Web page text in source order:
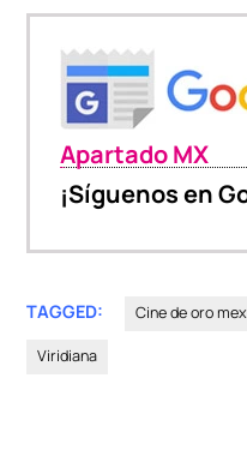
Apartado MX
¡Síguenos en
TAGGED: Cine de oro
Viridiana